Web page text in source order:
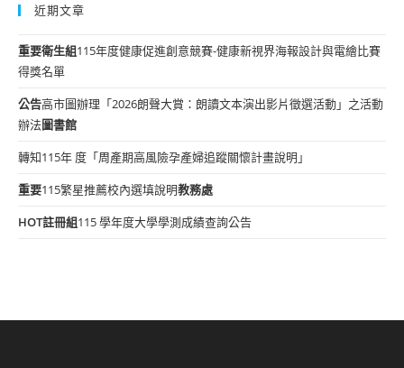
近期文章
重要衛生組115年度健康促進創意競賽-健康新視界海報設計與電繪比賽
得獎名單
公告高市圖辦理「2026朗聲大賞：朗讀文本演出影片徵選活動」之活動
辦法圖書館
轉知115年 度「周產期高風險孕產婦追蹤關懷計畫說明」
重要115繁星推薦校內選填說明教務處
HOT註冊組115 學年度大學學測成績查詢公告